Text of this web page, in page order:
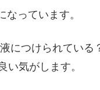
っています。
につけられている
い気がします。